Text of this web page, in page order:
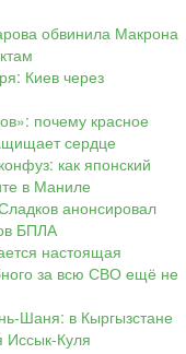
обвинила Макрона
Киев через
почему красное
сердце
как японский
в Маниле
анонсировал
БПЛА
настоящая
за всю СВО ещё не
Шаня: в Кыргызстане
Иссык-Куля